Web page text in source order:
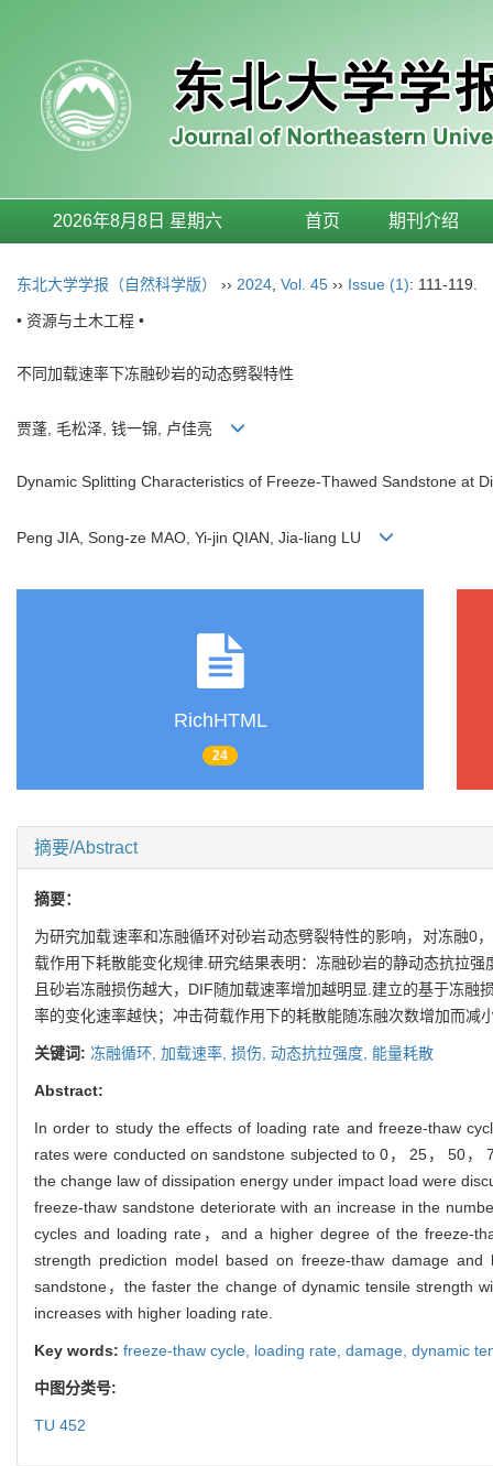
2026年8月8日 星期六 首页 期刊介绍
东北大学学报（自然科学版） ›› 2024 Vol. 45 ›› Issue (1): 111-119.
• 资源与土木工程 •
不同加载速率下冻融砂岩的动态劈裂特性
贾蓬, 毛松泽, 钱一锦, 卢佳亮
Dynamic Splitting Characteristics of Freeze-Thawed Sandstone at
Peng JIA, Song-ze MAO, Yi-jin QIAN, Jia-liang LU
RichHTML
24
摘要/Abstract
摘要：
为研究加载速率和冻融循环对砂岩动态劈裂特性的影响，对冻融0
载作用下耗散能变化规律.研究结果表明：冻融砂岩的静动态抗拉
且砂岩冻融损伤越大，DIF随加载速率增加越明显.建立的基于冻
率的变化速率越快；冲击荷载作用下的耗散能随冻融次数增加而减
关键词: 冻融循环, 加载速率, 损伤, 动态抗拉强度, 能量耗散
Abstract:
In order to study the effects of loading rate and freeze-thaw
rates were conducted on sandstone subjected to 0， 25， 50
the change law of dissipation energy under impact load were
freeze-thaw sandstone deteriorate with an increase in the
cycles and loading rate，and a higher degree of the freeze-
strength prediction model based on freeze-thaw damage
sandstone，the faster the change of dynamic tensile strength
increases with higher loading rate.
Key words: freeze-thaw cycle, loading rate, damage, dynamic
中图分类号:
TU 452